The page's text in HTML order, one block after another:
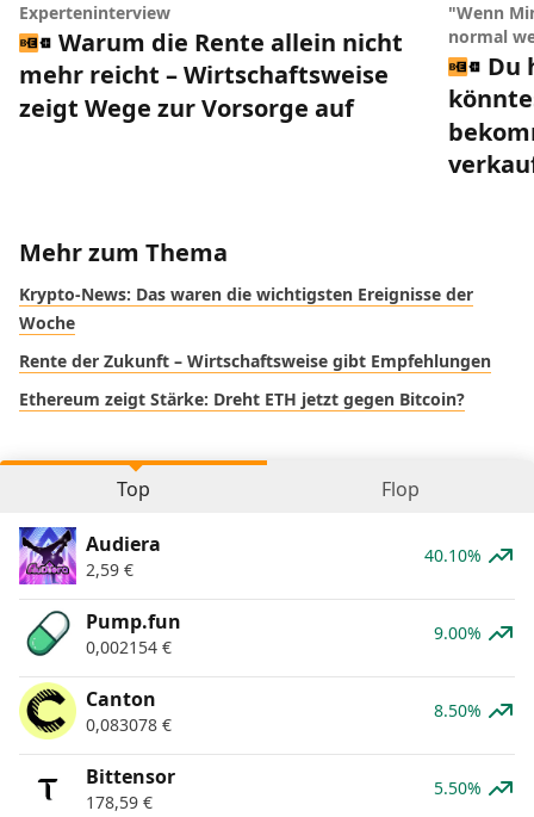
Experteninterview
Warum die Rente allein nicht
mehr reicht – Wirtschaftsweise
zeigt Wege zur Vorsorge auf
"Wenn
normal
Du
Mehr zum Thema
Krypto-News: Das waren die wichtigsten Ereignisse der
Woche
Rente der Zukunft – Wirtschaftsweise gibt Empfehlungen
Ethereum zeigt Stärke: Dreht ETH jetzt gegen Bitcoin?
Top Flop
Audiera
2,59 €
40.10%
Pump.fun
0,002154 €
9.00%
Canton
0,083078 €
8.50%
Bittensor
178,59 €
5.50%